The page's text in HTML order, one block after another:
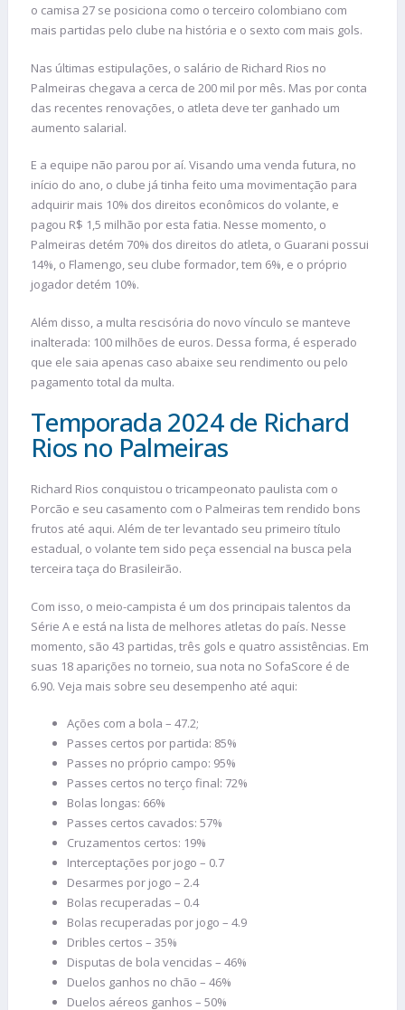
o camisa 27 se posiciona como o terceiro colombiano com
mais partidas pelo clube na história e o sexto com mais gols.
Nas últimas estipulações, o salário de Richard Rios no
Palmeiras chegava a cerca de 200 mil por mês. Mas por conta
das recentes renovações, o atleta deve ter ganhado um
aumento salarial.
E a equipe não parou por aí. Visando uma venda futura, no
início do ano, o clube já tinha feito uma movimentação para
adquirir mais 10% dos direitos econômicos do volante, e
pagou R$ 1,5 milhão por esta fatia. Nesse momento, o
Palmeiras detém 70% dos direitos do atleta, o Guarani possui
14%, o Flamengo, seu clube formador, tem 6%, e o próprio
jogador detém 10%.
Além disso, a multa rescisória do novo vínculo se manteve
inalterada: 100 milhões de euros. Dessa forma, é esperado
que ele saia apenas caso abaixe seu rendimento ou pelo
pagamento total da multa.
Temporada 2024 de Richard
Rios no Palmeiras
Richard Rios conquistou o tricampeonato paulista com o
Porcão e seu casamento com o Palmeiras tem rendido bons
frutos até aqui. Além de ter levantado seu primeiro título
estadual, o volante tem sido peça essencial na busca pela
terceira taça do Brasileirão.
Com isso, o meio-campista é um dos principais talentos da
Série A e está na lista de melhores atletas do país. Nesse
momento, são 43 partidas, três gols e quatro assistências. Em
suas 18 aparições no torneio, sua nota no SofaScore é de
6.90. Veja mais sobre seu desempenho até aqui:
Ações com a bola – 47.2;
Passes certos por partida: 85%
Passes no próprio campo: 95%
Passes certos no terço final: 72%
Bolas longas: 66%
Passes certos cavados: 57%
Cruzamentos certos: 19%
Interceptações por jogo – 0.7
Desarmes por jogo – 2.4
Bolas recuperadas – 0.4
Bolas recuperadas por jogo – 4.9
Dribles certos – 35%
Disputas de bola vencidas – 46%
Duelos ganhos no chão – 46%
Duelos aéreos ganhos – 50%